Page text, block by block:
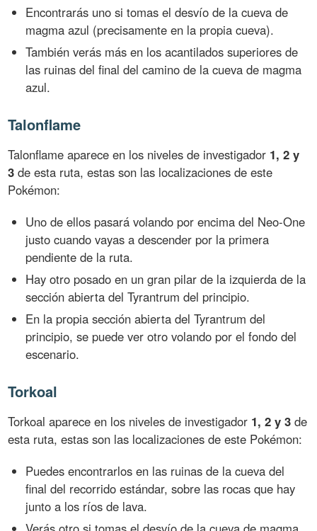
Encontrarás uno si tomas el desvío de la cueva de
magma azul (precisamente en la propia cueva).
También verás más en los acantilados superiores de
las ruinas del final del camino de la cueva de magma
azul.
Talonflame
Talonflame aparece en los niveles de investigador 1, 2 y
3 de esta ruta, estas son las localizaciones de este
Pokémon:
Uno de ellos pasará volando por encima del Neo-One
justo cuando vayas a descender por la primera
pendiente de la ruta.
Hay otro posado en un gran pilar de la izquierda de la
sección abierta del Tyrantrum del principio.
En la propia sección abierta del Tyrantrum del
principio, se puede ver otro volando por el fondo del
escenario.
Torkoal
Torkoal aparece en los niveles de investigador 1, 2 y 3 de
esta ruta, estas son las localizaciones de este Pokémon:
Puedes encontrarlos en las ruinas de la cueva del
final del recorrido estándar, sobre las rocas que hay
junto a los ríos de lava.